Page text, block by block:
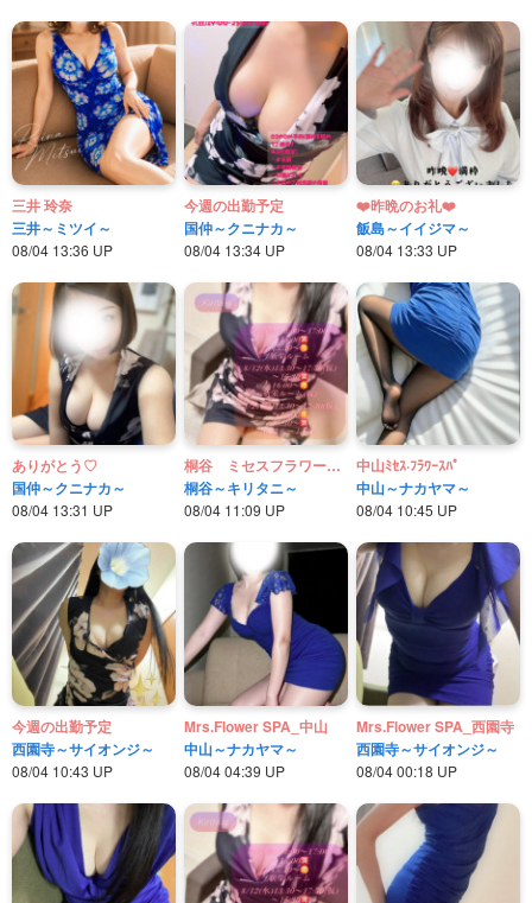
三井 玲奈
三井～ミツイ～
08/04 13:36 UP
今週の出勤予定
国仲～クニナカ～
08/04 13:34 UP
❤️昨晩のお礼❤️
飯島～イイジマ～
08/04 13:33 UP
ありがとう♡
国仲～クニナカ～
08/04 13:31 UP
桐谷 ミセスフラワースパ
桐谷～キリタニ～
08/04 11:09 UP
中山ﾐｾｽ·ﾌﾗﾜｰｽﾊﾟ
中山～ナカヤマ～
08/04 10:45 UP
今週の出勤予定
西園寺～サイオンジ～
08/04 10:43 UP
Mrs.Flower SPA_中山
中山～ナカヤマ～
08/04 04:39 UP
Mrs.Flower SPA_西園寺
西園寺～サイオンジ～
08/04 00:18 UP